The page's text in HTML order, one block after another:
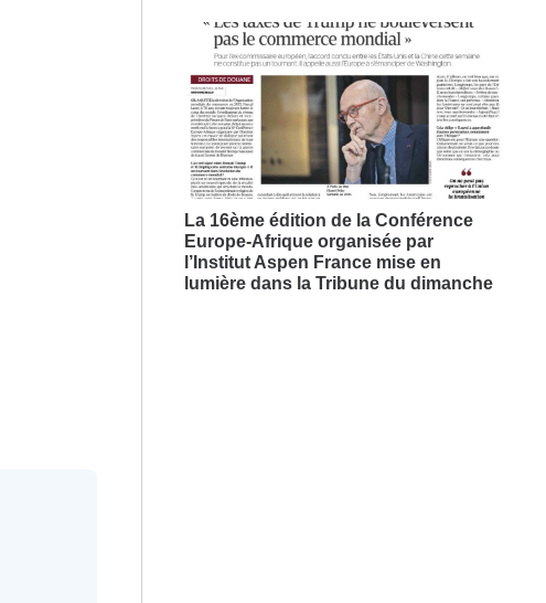
La 16ème édition de la Conférence
Europe-Afrique organisée par
l’Institut Aspen France mise en
lumière dans la Tribune du dimanche